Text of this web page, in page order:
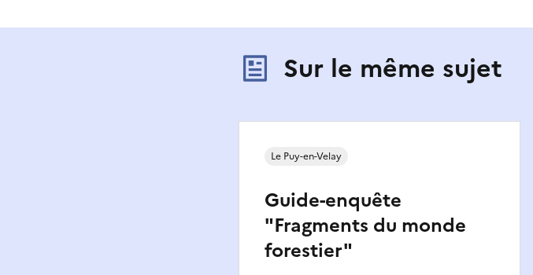
Sur le même sujet
Guide-enquête
"Fragments du monde
forestier"
Le Puy-en-Velay